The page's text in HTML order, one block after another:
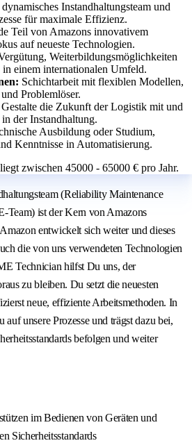
Instandhaltungsteam und
für maximale Effizienz.
Teil von Amazons innovativem
auf neueste Technologien.
Weiterbildungsmöglichkeiten
einem internationalen Umfeld.
Schichtarbeit mit flexiblen Modellen,
Problemlöser.
Gestalte die Zukunft der Logistik mit und
in der Instandhaltung.
Ausbildung oder Studium,
Kenntnisse in Automatisierung.
zwischen 45000 - 65000 € pro Jahr.
(Reliability Maintenance
Team) ist der Kern von Amazons
entwickelt sich weiter und dieses
die von uns verwendeten Technologien
Technician hilfst Du uns, der
zu bleiben. Du setzt die neuesten
neue, effiziente Arbeitsmethoden. In
auf unsere Prozesse und trägst dazu bei,
befolgen und weiter
im Bedienen von Geräten und
Sicherheitsstandards